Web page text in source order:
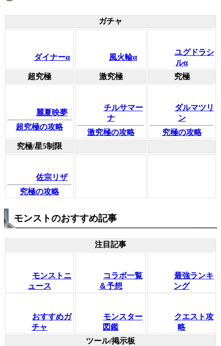
ガチャ
ダイナーα 風火輪α
ユグドラシ
ルα
超究極
激究極 究極
麗夏映夢
超究極の攻略
チルサマー
ナ
激究極の攻略
ダルマツリ
ン
究極の攻略
究極/星5制限
佐宗リザ
究極の攻略
モンストのおすすめ記事
注目記事
モンストニ
ュース
コラボ一覧
＆予想
最強ランキ
ング
おすすめガ
チャ
モンスター
図鑑
クエスト攻
略
ツール/掲示板